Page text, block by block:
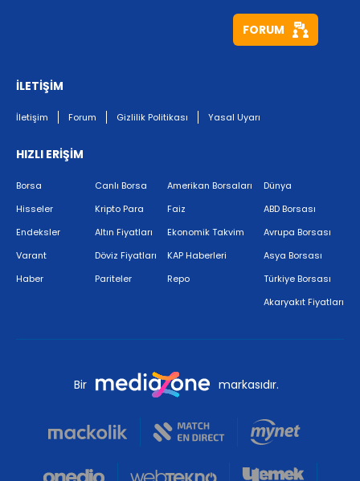
FORUM
İLETİŞİM
İletişim Forum Gizlilik Politikası Yasal Uyarı
HIZLI ERİŞİM
Borsa
Hisseler
Endeksler
Varant
Haber
Canlı Borsa
Kripto Para
Altın Fiyatları
Döviz Fiyatları
Pariteler
Amerikan Borsaları
Faiz
Ekonomik Takvim
KAP Haberleri
Repo
Dünya
ABD Borsası
Avrupa Borsası
Asya Borsası
Türkiye Borsası
Akaryakıt Fiyatları
Bir markasıdır.